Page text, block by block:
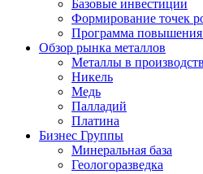
Базовые инвестиции
Формирование точек
Программа повышения
Обзор рынка металлов
Металлы в
Никель
Медь
Палладий
Платина
Бизнес Группы
Минеральная база
Геологоразведка